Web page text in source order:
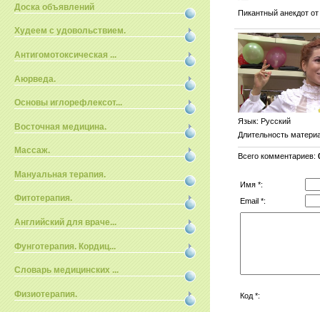
Доска объявлений
Худеем с удовольствием.
Антигомотоксическая ...
Аюрведа.
Основы иглорефлексот...
Восточная медицина.
Массаж.
Мануальная терапия.
Фитотерапия.
Английский для враче...
Фунготерапия. Кордиц...
Словарь медицинских ...
Физиотерапия.
Пикантный анекдот
Язык: Русский
Длительность
Всего комментариев:
Имя *:
Email *:
Код *: